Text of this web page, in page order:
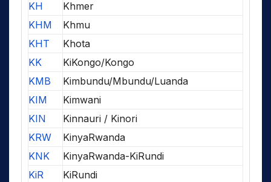
KH
Khmer
KHM
Khmu
KHT
Khota
KK
KiKongo/Kongo
KMB
Kimbundu/Mbundu/Luanda
KIM
Kimwani
KIN
Kinnauri / Kinori
KRW
KinyaRwanda
KNK
KinyaRwanda-KiRundi
KiR
KiRundi